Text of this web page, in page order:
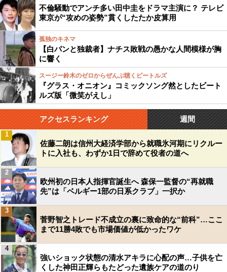
不倫騒動でアンチ多い田中圭をドラマ主演に？ テレビ
東京が“攻めの姿勢”貫くしたたか皮算用
孤独のキネマ
【白パンと独裁者】ナチス敗戦の愚かな人間模様が胸
に響く
スージー鈴木のゼロからぜんぶ聴くビートルズ
『グラス・オニオン』コミックソング然としたビート
ルズ版「微笑がえし」
アクセスランキング 週間
佐藤二朗は信州大経済学部から就職氷河期にリクルー
トに入社も、わずか1日で辞めて役者の道へ
1
欧州初の日本人指揮官誕生へ 森保一監督の“再就職
先”は「ベルギー1部の日系クラブ」一択か
2
菅野智之トレード不成立の裏に致命的な“前科”…ここ
まで11勝4敗でも市場価値が低かったワケ
3
強いショック状態の清水アキラに心配の声…子供を亡
くした神田正輝らもたどった遺族ケアの道のり
4